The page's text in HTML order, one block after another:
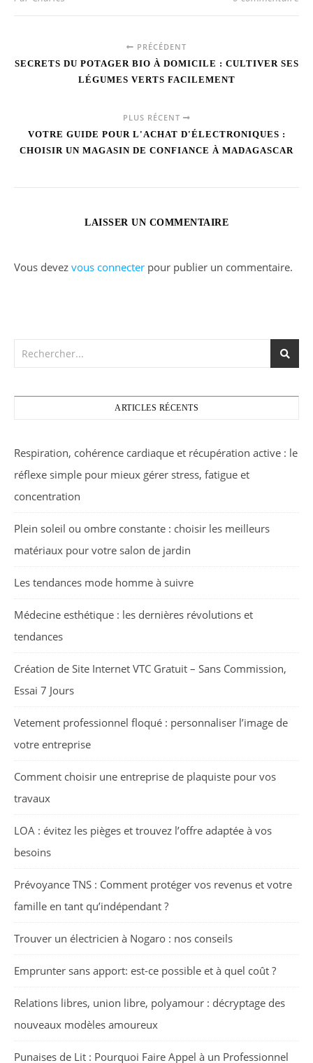
PRÉCÉDENT
SECRETS DU POTAGER BIO À DOMICILE : CULTIVER SES
LÉGUMES VERTS FACILEMENT
PLUS RÉCENT
VOTRE GUIDE POUR L'ACHAT D'ÉLECTRONIQUES :
CHOISIR UN MAGASIN DE CONFIANCE À MADAGASCAR
LAISSER UN COMMENTAIRE
Vous devez vous connecter pour publier un commentaire.
ARTICLES RÉCENTS
Respiration, cohérence cardiaque et récupération active : le
réflexe simple pour mieux gérer stress, fatigue et
concentration
Plein soleil ou ombre constante : choisir les meilleurs
matériaux pour votre salon de jardin
Les tendances mode homme à suivre
Médecine esthétique : les dernières révolutions et
tendances
Création de Site Internet VTC Gratuit – Sans Commission,
Essai 7 Jours
Vetement professionnel floqué : personnaliser l’image de
votre entreprise
Comment choisir une entreprise de plaquiste pour vos
travaux
LOA : évitez les pièges et trouvez l’offre adaptée à vos
besoins
Prévoyance TNS : Comment protéger vos revenus et votre
famille en tant qu’indépendant ?
Trouver un électricien à Nogaro : nos conseils
Emprunter sans apport: est-ce possible et à quel coût ?
Relations libres, union libre, polyamour : décryptage des
nouveaux modèles amoureux
Punaises de Lit : Pourquoi Faire Appel à un Professionnel